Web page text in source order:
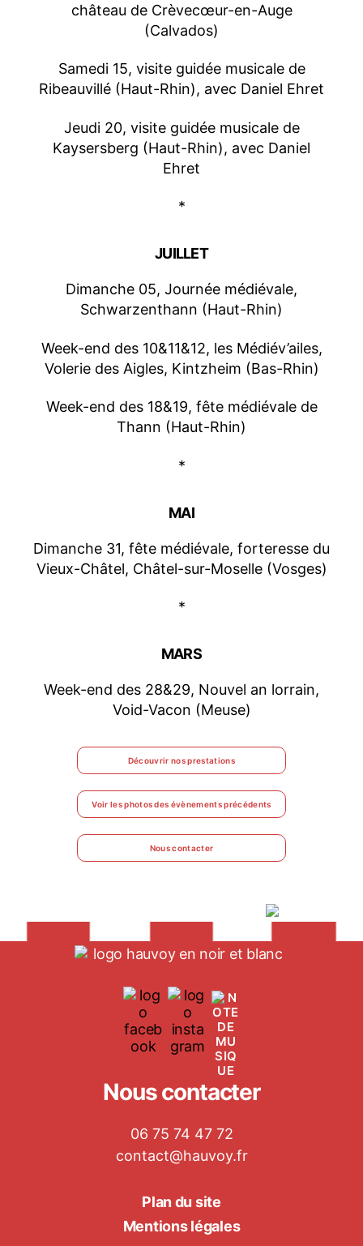
château de Crèvecœur-en-Auge
(Calvados)
Samedi 15, visite guidée musicale de
Ribeauvillé (Haut-Rhin), avec Daniel Ehret
Jeudi 20, visite guidée musicale de
Kaysersberg (Haut-Rhin), avec Daniel
Ehret
*
JUILLET
Dimanche 05, Journée médiévale,
Schwarzenthann (Haut-Rhin)
Week-end des 10&11&12, les Médiév’ailes,
Volerie des Aigles, Kintzheim (Bas-Rhin)
Week-end des 18&19, fête médiévale de
Thann (Haut-Rhin)
*
MAI
Dimanche 31, fête médiévale, forteresse du
Vieux-Châtel, Châtel-sur-Moselle (Vosges)
*
MARS
Week-end des 28&29, Nouvel an lorrain,
Void-Vacon (Meuse)
Découvrir nos prestations
Voir les photos des évènements précédents
Nous contacter
Nous contacter
06 75 74 47 72
contact@hauvoy.fr
Plan du site
Mentions légales